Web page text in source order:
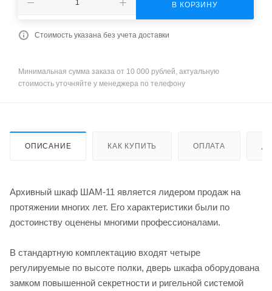
В КОРЗИНУ
Стоимость указана без учета доставки
Минимальная сумма заказа от 10 000 рублей, актуальную
стоимость уточняйте у менеджера по телефону
ОПИСАНИЕ КАК КУПИТЬ ОПЛАТА
Архивный шкаф ШАМ-11 является лидером продаж на
протяжении многих лет. Его характеристики были по
достоинству оценены многими профессионалами.
В стандартную комплектацию входят четыре
регулируемые по высоте полки, дверь шкафа оборудована
замком повышенной секретности и ригельной системой